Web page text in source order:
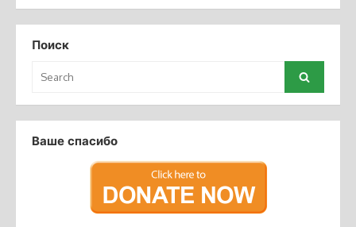
Поиск
for:
Search
Ваше спасибо